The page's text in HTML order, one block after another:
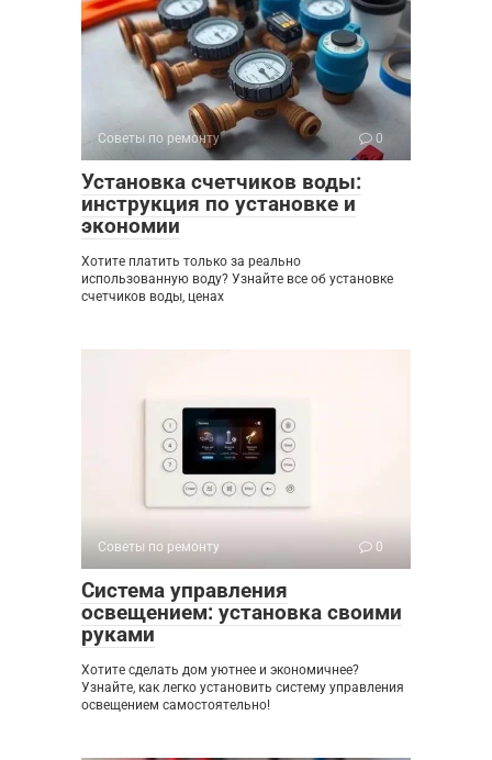
Советы по ремонту 0
Установка счетчиков воды:
инструкция по установке и
экономии
Хотите платить только за реально
использованную воду? Узнайте все об установке
счетчиков воды, ценах
Советы по ремонту 0
Система управления
освещением: установка своими
руками
Хотите сделать дом уютнее и экономичнее?
Узнайте, как легко установить систему управления
освещением самостоятельно!